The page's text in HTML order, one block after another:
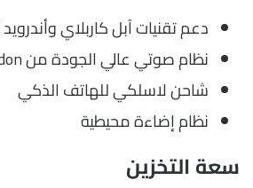
دعم تقنيات آبل كاربلاي
نظام صوتي عالي الجودة من Harmon Kardon
شاحن لاسلكي للهاتف الذكي
نظام إضاءة محيطية
سعة التخزين